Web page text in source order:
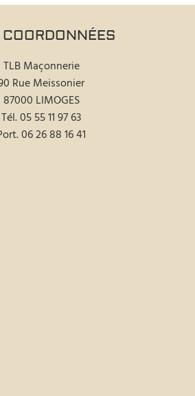
TLB Maçonnerie
Rue Meissonier
87000 LIMOGES
Tél.05 55 11 97 63
06 26 88 16 41